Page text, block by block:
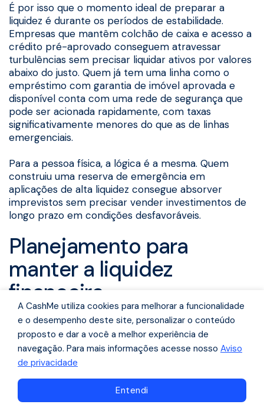
Navegue pelo conteúdo
É por isso que o momento ideal de preparar a
liquidez é durante os períodos de estabilidade.
Empresas que mantêm colchão de caixa e acesso a
crédito pré-aprovado conseguem atravessar
turbulências sem precisar liquidar ativos por valores
abaixo do justo. Quem já tem uma linha como o
empréstimo com garantia de imóvel aprovada e
disponível conta com uma rede de segurança que
pode ser acionada rapidamente, com taxas
significativamente menores do que as de linhas
emergenciais.
Para a pessoa física, a lógica é a mesma. Quem
construiu uma reserva de emergência em
aplicações de alta liquidez consegue absorver
imprevistos sem precisar vender investimentos de
longo prazo em condições desfavoráveis.
Planejamento para
manter a liquidez
financeira
Liquidez saudável não acontece por acaso. Ela é
resultado de planejamento e de hábitos financeiros
consistentes, tanto na vida pessoal quanto na
gestão de um negócio.
Para a pessoa física, as práticas mais importantes
são: construir e manter uma reserva de
A CashMe utiliza cookies para melhorar a funcionalidade
e o desempenho deste site, personalizar o conteúdo
proposto e dar a você a melhor experiência de
navegação. Para mais informações acesse nosso Aviso
de privacidade
Entendi